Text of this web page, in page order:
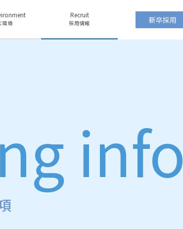
環境
Recruit
採用情報 新卒採用
info